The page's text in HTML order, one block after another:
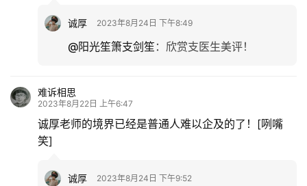
情
感
登录 注册
诚厚 2023年8月24日 下午8:49
@阳光笙箫支剑笙 ： 欣赏支医生美评！
难诉相思
2023年8月22日 上午6:47
诚厚老师的境界已经是普通人难以企及的了！[咧嘴
笑]
诚厚 2023年8月24日 下午9:52